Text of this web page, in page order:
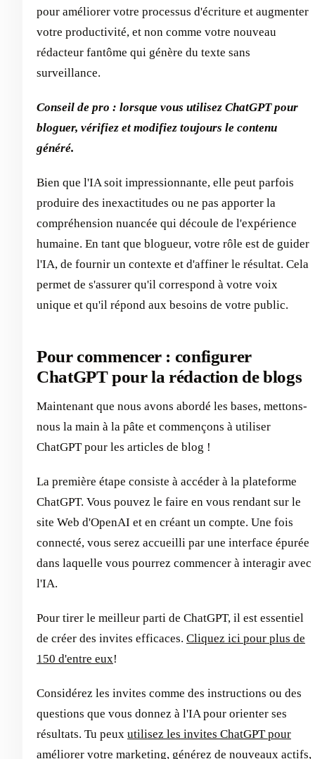
pour améliorer votre processus d'écriture et augmenter
votre productivité, et non comme votre nouveau
rédacteur fantôme qui génère du texte sans
surveillance.
Conseil de pro : lorsque vous utilisez ChatGPT pour
bloguer, vérifiez et modifiez toujours le contenu
généré.
Bien que l'IA soit impressionnante, elle peut parfois
produire des inexactitudes ou ne pas apporter la
compréhension nuancée qui découle de l'expérience
humaine. En tant que blogueur, votre rôle est de guider
l'IA, de fournir un contexte et d'affiner le résultat. Cela
permet de s'assurer qu'il correspond à votre voix
unique et qu'il répond aux besoins de votre public.
Pour commencer : configurer
ChatGPT pour la rédaction de blogs
Maintenant que nous avons abordé les bases, mettons-
nous la main à la pâte et commençons à utiliser
ChatGPT pour les articles de blog !
La première étape consiste à accéder à la plateforme
ChatGPT. Vous pouvez le faire en vous rendant sur le
site Web d'OpenAI et en créant un compte. Une fois
connecté, vous serez accueilli par une interface épurée
dans laquelle vous pourrez commencer à interagir avec
l'IA.
Pour tirer le meilleur parti de ChatGPT, il est essentiel
de créer des invites efficaces. Cliquez ici pour plus de
150 d'entre eux!
Considérez les invites comme des instructions ou des
questions que vous donnez à l'IA pour orienter ses
résultats. Tu peux utilisez les invites ChatGPT pour
améliorer votre marketing, générez de nouveaux actifs,